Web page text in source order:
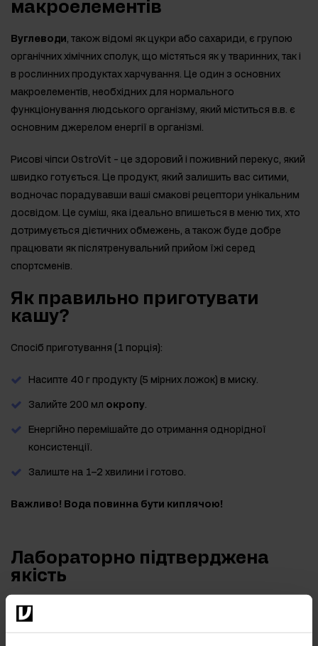
макроелементів
Вуглеводи, також відомі як цукри або сахариди, є групою
органічних хімічних сполук, що містяться як у тваринних, так і
в рослинних продуктах харчування. Це один з основних
макроелементів, необхідних для нормального
функціонування людського організму, який міститься в.в. є
основним джерелом енергії в організмі.
Рисові чіпси OstroVit - це здоровий і поживний перекус, який
швидко готується. Це продукт, який залишить вас ситими,
водночас порадувавши ваші смакові рецептори унікальним
досвідом. Це суміш, яка ідеально впишеться в меню тих, хто
дотримується дієтичних обмежень, а також буде добре
працювати як післятренувальний прийом їжі серед
спортсменів.
Як правильно приготувати
кашу?
Спосіб приготування (1 порція):
Насипте 40 г продукту (5 мірних ложок) в миску.
Залийте 200 мл окропу.
Енергійно перемішайте до отримання однорідної
консистенції.
Залиште на 1–2 хвилини і готово.
Важливо! Вода повинна бути киплячою!
Лабораторно підтверджена
якість
З турботою про здоров'я наших клієнтів, ми регулярно